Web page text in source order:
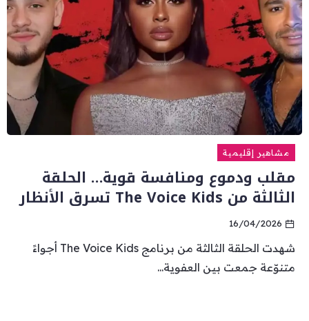
مشاهير إقليمية
مقلب ودموع ومنافسة قوية… الحلقة
الثالثة من The Voice Kids تسرق الأنظار
16/04/2026
شهدت الحلقة الثالثة من برنامج The Voice Kids أجواءً
متنوّعة جمعت بين العفوية...